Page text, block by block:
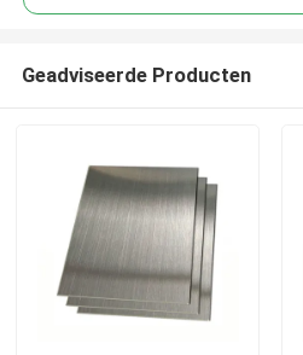
Geadviseerde Producten